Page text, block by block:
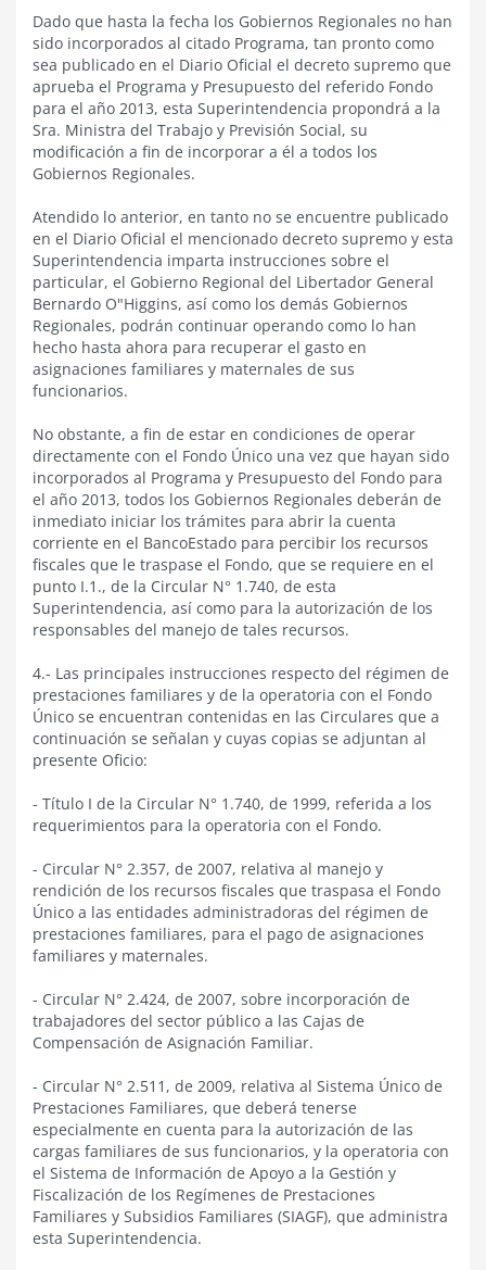
Dado que hasta la fecha los Gobiernos Regionales no han
sido incorporados al citado Programa, tan pronto como
sea publicado en el Diario Oficial el decreto supremo que
aprueba el Programa y Presupuesto del referido Fondo
para el año 2013, esta Superintendencia propondrá a la
Sra. Ministra del Trabajo y Previsión Social, su
modificación a fin de incorporar a él a todos los
Gobiernos Regionales.
Atendido lo anterior, en tanto no se encuentre publicado
en el Diario Oficial el mencionado decreto supremo y esta
Superintendencia imparta instrucciones sobre el
particular, el Gobierno Regional del Libertador General
Bernardo O"Higgins, así como los demás Gobiernos
Regionales, podrán continuar operando como lo han
hecho hasta ahora para recuperar el gasto en
asignaciones familiares y maternales de sus
funcionarios.
No obstante, a fin de estar en condiciones de operar
directamente con el Fondo Único una vez que hayan sido
incorporados al Programa y Presupuesto del Fondo para
el año 2013, todos los Gobiernos Regionales deberán de
inmediato iniciar los trámites para abrir la cuenta
corriente en el BancoEstado para percibir los recursos
fiscales que le traspase el Fondo, que se requiere en el
punto I.1., de la Circular N° 1.740, de esta
Superintendencia, así como para la autorización de los
responsables del manejo de tales recursos.
4.- Las principales instrucciones respecto del régimen de
prestaciones familiares y de la operatoria con el Fondo
Único se encuentran contenidas en las Circulares que a
continuación se señalan y cuyas copias se adjuntan al
presente Oficio:
- Título I de la Circular N° 1.740, de 1999, referida a los
requerimientos para la operatoria con el Fondo.
- Circular N° 2.357, de 2007, relativa al manejo y
rendición de los recursos fiscales que traspasa el Fondo
Único a las entidades administradoras del régimen de
prestaciones familiares, para el pago de asignaciones
familiares y maternales.
- Circular N° 2.424, de 2007, sobre incorporación de
trabajadores del sector público a las Cajas de
Compensación de Asignación Familiar.
- Circular N° 2.511, de 2009, relativa al Sistema Único de
Prestaciones Familiares, que deberá tenerse
especialmente en cuenta para la autorización de las
cargas familiares de sus funcionarios, y la operatoria con
el Sistema de Información de Apoyo a la Gestión y
Fiscalización de los Regímenes de Prestaciones
Familiares y Subsidios Familiares (SIAGF), que administra
esta Superintendencia.